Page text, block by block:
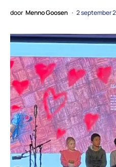
door Menno Goosen 2 september